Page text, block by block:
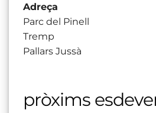
Adreça
Parc del Pinell
Tremp
Pallars Jussà
pròxims